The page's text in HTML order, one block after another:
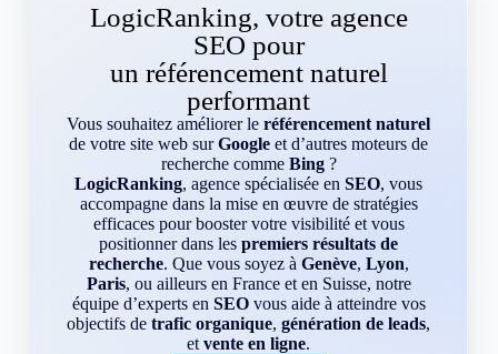
LogicRanking, votre agence
SEO pour
un référencement naturel
performant
Vous souhaitez améliorer leréférencement naturel
de votre site web surGoogle et d’autres moteurs de
recherche comme Bing?
LogicRanking, agence spécialisée enSEO, vous
accompagne dans la mise en œuvre de stratégies
efficaces pour booster votre visibilité et vous
positionner dans lespremiers résultats de
recherche. Que vous soyez à Genève, Lyon,
Paris, ou ailleurs en France et en Suisse, notre
équipe d’experts en SEOvous aide à atteindre vos
objectifs detrafic organique,génération de leads,
etvente en ligne.